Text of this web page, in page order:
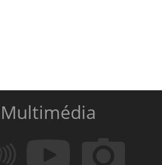
Multimédia